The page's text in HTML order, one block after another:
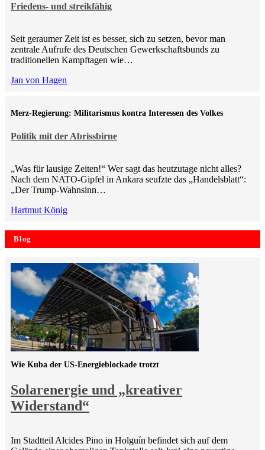
Friedens- und streikfähig
Seit geraumer Zeit ist es besser, sich zu setzen, bevor man
zentrale Aufrufe des Deutschen Gewerkschaftsbunds zu
traditionellen Kampftagen wie…
Jan von Hagen
Politik mit der Abrissbirne
Merz-Regierung: Militarismus kontra Inte­ressen des Volkes
„Was für lausige Zeiten!“ Wer sagt das heutzutage nicht alles?
Nach dem NATO-Gipfel in Ankara seufzte das „Handelsblatt“:
„Der Trump-Wahnsinn…
Hartmut König
Blog
Solarenergie und „kreativer
Widerstand“
Wie Kuba der US-Energieblockade trotzt
Im Stadtteil Alcides Pino in Holguín befindet sich auf dem